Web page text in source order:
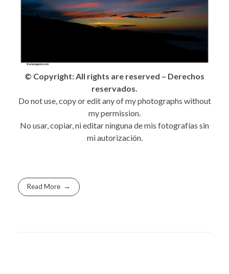
© Copyright: All rights are reserved – Derechos
reservados.
Do not use, copy or edit any of my photographs without
my permission.
No usar, copiar, ni editar ninguna de mis fotografías sin
mi autorización.
Read More